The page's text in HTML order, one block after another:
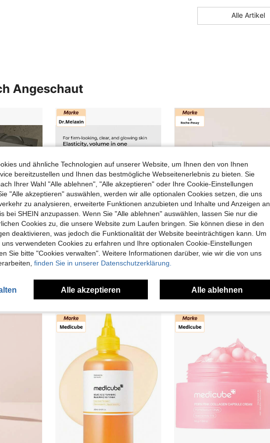
4,70
4,70
Alle Artikel
Angeschaut
Dr Althea 345 Relief Cream 50 ml - Gesichtscreme
in Anti-Sensitiv Feuchtigkeitscremes
in Anti-Sensitiv Feuchtigkeitscremes
in Anti-Sensitiv Feuchtigkeitscremes
0,30€ sparen
YAZERA
-3% Dr.Melaxin Mehrvolumen-Calciumbalsam 9 g
8,99€ 9,29€
BEAUTY - BUNDLE STORE
13,18€
und ähnliche Technologien auf unserer Website, um Ihnen den von Ihnen
bereitzustellen und Ihnen das bestmögliche Webseitenerlebnis zu bieten. Sie
Ihrer Wahl "Alle ablehnen", "Alle akzeptieren" oder Ihre Cookie-Einstellungen
"Alle akzeptieren" auswählen, werden wir alle optionalen Cookies setzen, die uns
zu analysieren, erweiterte Funktionen anzubieten und Inhalte und Anzeigen an
bei SHEIN anzupassen. Wenn Sie "Alle ablehnen" auswählen, lassen Sie nur die
Cookies zu, die unsere Website zum Laufen bringen. Sie können diese in den
deaktivieren, was jedoch die Funktionalität der Website beeinträchtigen kann. Um
verwendeten Cookies zu erfahren und Ihre optionalen Cookie-Einstellungen
Sie bitte "Cookies verwalten". Weitere Informationen darüber, wie wir die von uns
finden Sie in unserer Datenschutzerklärung.
Alle akzeptieren Alle ablehnen